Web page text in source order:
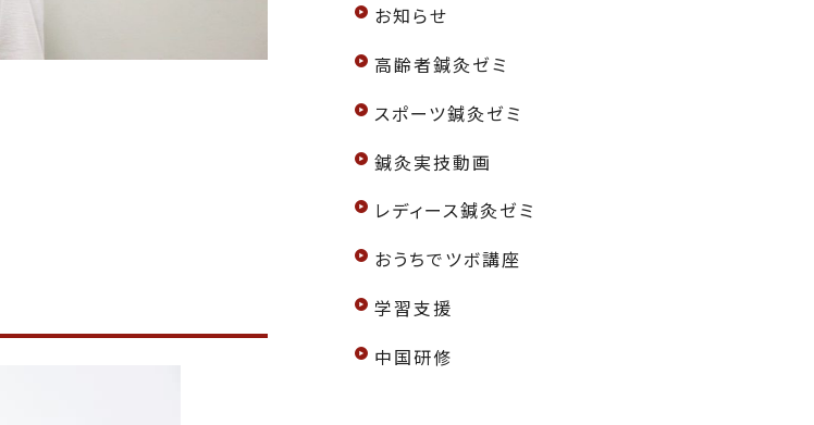
お知らせ
高齢者鍼灸ゼミ
スポーツ鍼灸ゼミ
鍼灸実技動画
レディース鍼灸ゼミ
おうちでツボ講座
学習支援
中国研修